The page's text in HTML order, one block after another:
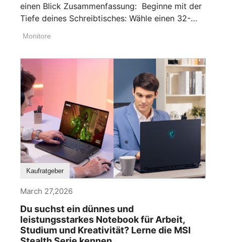
einen Blick Zusammenfassung: Beginne mit der
Tiefe deines Schreibtisches: Wähle einen 32-
Monitore
Kaufratgeber
March 27,2026
Du suchst ein dünnes und
leistungsstarkes Notebook für Arbeit,
Studium und Kreativität? Lerne die MSI